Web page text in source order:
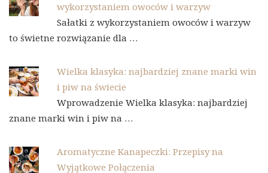
wykorzystaniem owoców i warzyw
Sałatki z wykorzystaniem owoców i warzyw
to świetne rozwiązanie dla …
Wielka klasyka: najbardziej znane marki win
i piw na świecie
Wprowadzenie Wielka klasyka: najbardziej
znane marki win i piw na …
Aromatyczne Kanapeczki: Przepisy na
Wyjątkowe Połączenia